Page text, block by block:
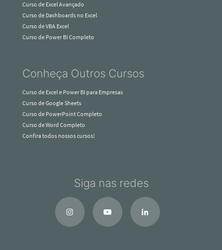
Curso de Excel Avançado
Curso de Dashboards no Excel
Curso de VBA Excel
Curso de Power BI Completo
Conheça Outros Cursos
Curso de Excel e Power BI para Empresas
Curso de Google Sheets
Curso de PowerPoint Completo
Curso de Word Completo
Confira todos nossos cursos!
Siga nas redes